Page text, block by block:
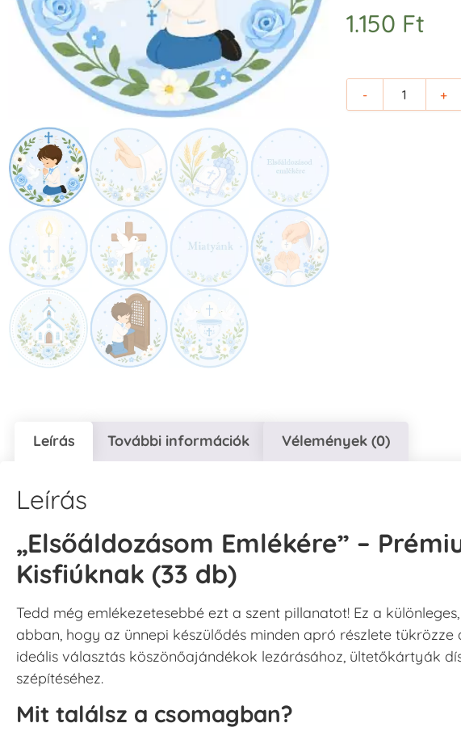
1.150 Ft
- +
Leírás További információk Vélemények (0)
Leírás
„Elsőáldozásom Emlékére” –
Kisfiúknak (33 db)
Tedd még emlékezetesebbé ezt a szent pillanatot! Ez a
abban, hogy az ünnepi készülődés minden apró részlete
ideális választás köszönőajándékok lezárásához, ültetőkártyák
szépítéséhez.
Mit találsz a csomagban?